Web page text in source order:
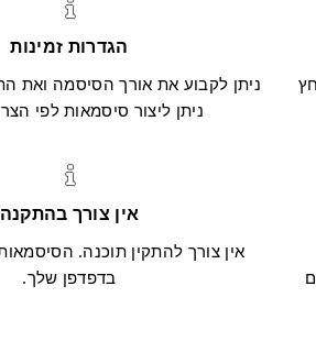
הגדרות זמינות
ניתן לקבוע את אורך הסיסמה ואת
ניתן ליצור סיסמאות לפי
אין צורך בהתקנה
אין צורך להתקין תוכנה.
בדפדפן שלך.